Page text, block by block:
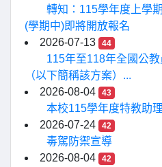
轉知：115學年度上學
(學期中)即將開放報名
2026-07-13
44
115年至118年全國公
（以下簡稱該方案）...
2026-08-04
43
本校115學年度特教助
2026-07-24
42
毒駕防禦宣導
2026-08-04
42